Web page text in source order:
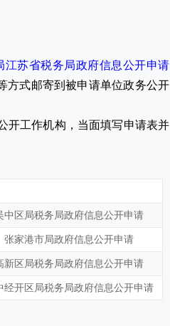
江苏省税务局政府信息公开申请
方式邮寄到被申请单位政务公开
开工作机构，当面填写申请表并
中区局税务局政府信息公开申请
张家港市局政府信息公开申请
新区局税务局政府信息公开申请
经开区局税务局政府信息公开申请